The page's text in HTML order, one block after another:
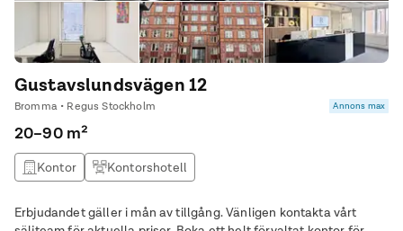
Gustavslundsvägen 12
Bromma • Regus Stockholm Annons max
20–90 m²
Kontor Kontorshotell
Erbjudandet gäller i mån av tillgång. Vänligen kontakta vårt